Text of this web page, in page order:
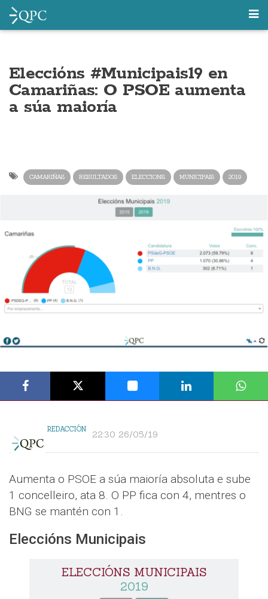
Eleccións #Municipais19 en
Camariñas: O PSOE aumenta
a súa maioría
CAMARIÑAS RESULTADOS ELECCIONS MUNICIPAIS 2019
REDACCIÓN 22:30 26/05/19
Aumenta o PSOE a súa maioría absoluta e sube
1 concelleiro, ata 8. O PP fica con 4, mentres o
BNG se mantén con 1.
Eleccións Municipais
ELECCIÓNS MUNICIPAIS
2019